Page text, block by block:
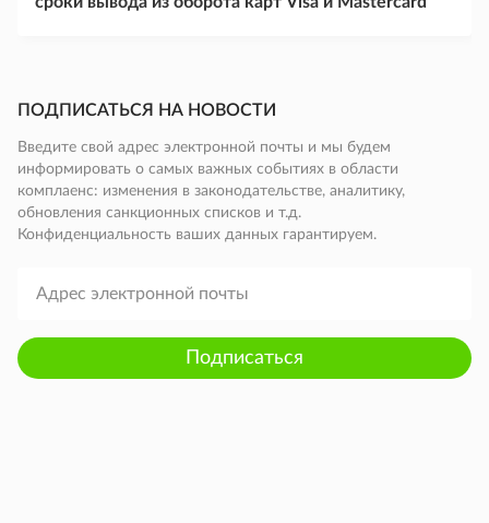
ПОДПИСАТЬСЯ НА НОВОСТИ
Введите свой адрес электронной почты и мы будем
информировать о самых важных событиях в области
комплаенс: изменения в законодательстве, аналитику,
обновления санкционных списков и т.д.
Конфиденциальность ваших данных гарантируем.
Подписаться